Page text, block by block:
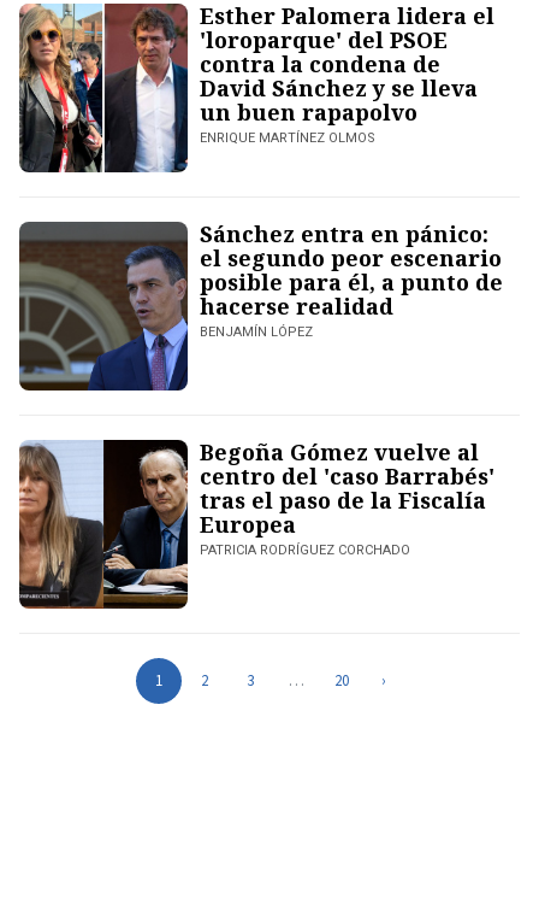
Esther Palomera lidera el
'loroparque' del PSOE
contra la condena de
David Sánchez y se lleva
un buen rapapolvo
ENRIQUE MARTÍNEZ OLMOS
Sánchez entra en pánico:
el segundo peor escenario
posible para él, a punto de
hacerse realidad
BENJAMÍN LÓPEZ
Begoña Gómez vuelve al
centro del 'caso Barrabés'
tras el paso de la Fiscalía
Europea
PATRICIA RODRÍGUEZ CORCHADO
1 2 3 … 20 ›